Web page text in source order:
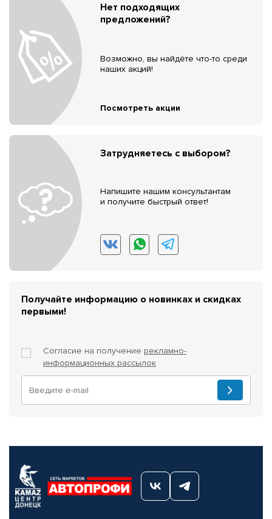
Нет подходящих
предложений?
Возможно, вы найдёте что-то среди
наших акций!
Посмотреть акции
Затрудняетесь с выбором?
Напишите нашим консультантам
и получите быстрый ответ!
Получайте информацию о новинках и скидках
первыми!
Согласие на получение рекламно-
информационных рассылок